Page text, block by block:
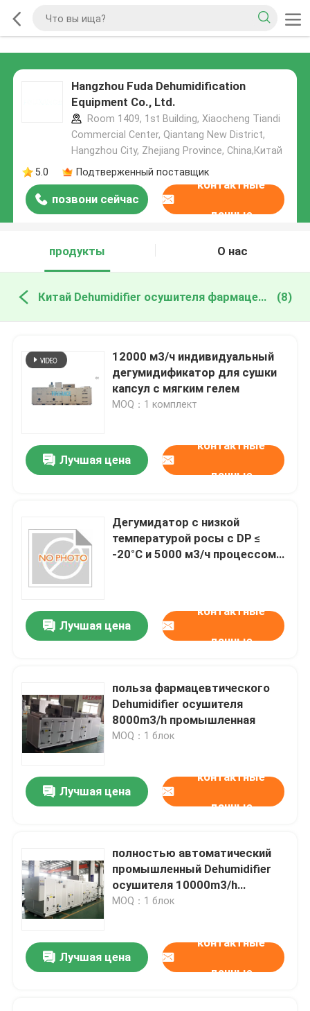
Hangzhou Fuda Dehumidification
Equipment Co., Ltd.
Room 1409, 1st Building, Xiaocheng Tiandi
Commercial Center, Qiantang New District,
Hangzhou City, Zhejiang Province, China,Китай
5.0
Подтверженный поставщик
позвони сейчас
контактные
данные
продукты О нас
Китай Dehumidifier осушителя фармацевтической промышленности (8)
12000 м3/ч индивидуальный
дегумидификатор для сушки
капсул с мягким гелем
MOQ：1 комплект
Лучшая цена
контактные
данные
Дегумидатор с низкой
температурой росы с DP ≤
-20°C и 5000 м3/ч процессом
Лучшая цена
контактные
данные
польза фармацевтического
Dehumidifier осушителя
8000m3/h промышленная
MOQ：1 блок
Лучшая цена
контактные
данные
полностью автоматический
промышленный Dehumidifier
осушителя 10000m3/h
сделанный в Китае
MOQ：1 блок
Лучшая цена
контактные
данные